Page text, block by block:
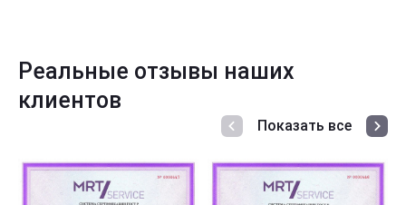
Реальные отзывы наших
клиентов
Показать все